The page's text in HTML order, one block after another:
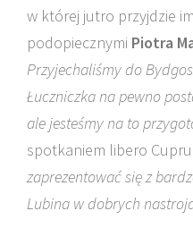
w której jutro przyjdzie
podopiecznymi Piotra
Przyjechaliśmy do
Łuczniczka na pewno
ale jesteśmy na to
spotkaniem libero
zaprezentować się z
Lubina w dobrych